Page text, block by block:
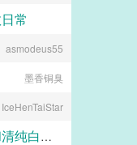
常
喵不可言
asmodeus55
墨香铜臭
IceHenTaiStar
爆奸调教身材极品的高冷女神和清纯白袜甜妹留学生，射满她们的鞋柜里的高跟鞋和小皮鞋